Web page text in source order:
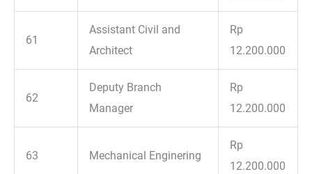
61
Assistant Civil and
Architect
Rp
12.200.000
62
Deputy Branch
Manager
Rp
12.200.000
63 Mechanical Enginering
Rp
12.200.000